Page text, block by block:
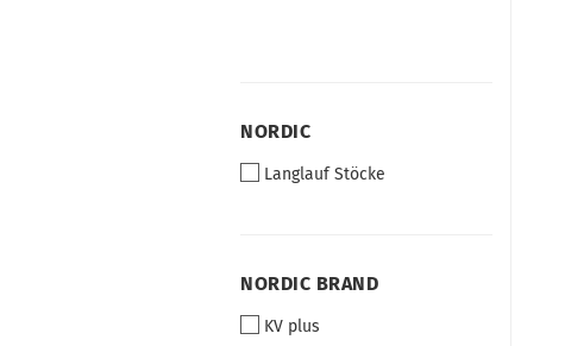
NORDIC
NORDIC
Langlauf Stöcke
NORDIC
NORDIC BRAND
KV plus